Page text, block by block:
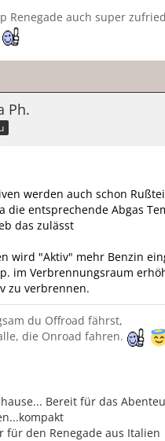
Renegade auch super
Ph.
werden auch schon
die entsprechende Abgas
das zulässt
wird "Aktiv" mehr Benzin
im Verbrennungsraum
zu verbrennen.
du Offroad fährst,
die Onroad fahren.
Bereit für das
für den Renegade aus Italien